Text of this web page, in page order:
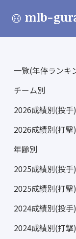
mlb-
一覧(年俸ランキ
チーム別
2026成績別(投手)
2026成績別(打撃)
年齢別
2025成績別(投手)
2025成績別(打撃)
2024成績別(投手)
2024成績別(打撃)